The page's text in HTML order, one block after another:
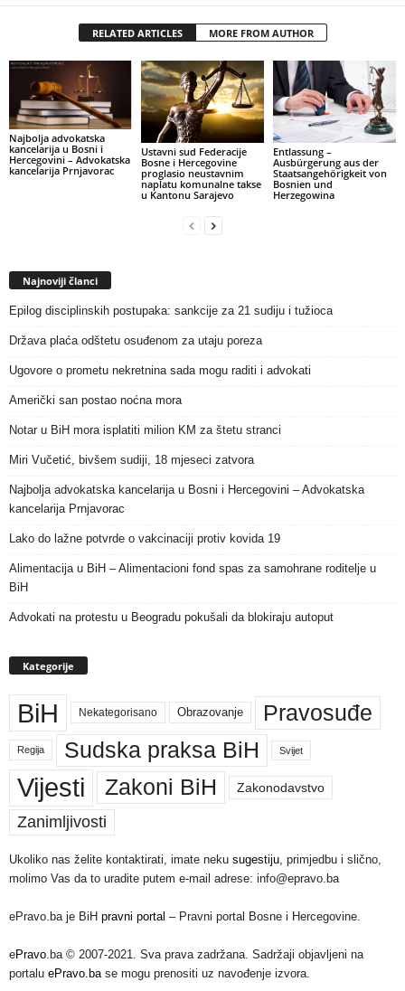
RELATED ARTICLES MORE FROM AUTHOR
Najbolja advokatska
kancelarija u Bosni i
Hercegovini – Advokatska
kancelarija Prnjavorac
Ustavni sud Federacije
Bosne i Hercegovine
proglasio neustavnim
naplatu komunalne takse
u Kantonu Sarajevo
Entlassung –
Ausbürgerung aus der
Staatsangehörigkeit von
Bosnien und
Herzegowina
Najnoviji članci
Epilog disciplinskih postupaka: sankcije za 21 sudiju i tužioca
Država plaća odštetu osuđenom za utaju poreza
Ugovore o prometu nekretnina sada mogu raditi i advokati
Američki san postao noćna mora
Notar u BiH mora isplatiti milion KM za štetu stranci
Miri Vučetić, bivšem sudiji, 18 mjeseci zatvora
Najbolja advokatska kancelarija u Bosni i Hercegovini – Advokatska
kancelarija Prnjavorac
Lako do lažne potvrde o vakcinaciji protiv kovida 19
Alimentacija u BiH – Alimentacioni fond spas za samohrane roditelje u
BiH
Advokati na protestu u Beogradu pokušali da blokiraju autoput
Kategorije
BiH Nekategorisano Obrazovanje Pravosuđe
Regija Sudska praksa BiH Svijet
Vijesti Zakoni BiH Zakonodavstvo
Zanimljivosti
Ukoliko nas želite kontaktirati, imate neku sugestiju , primjedbu i slično,
molimo Vas da to uradite putem e-mail adrese: info@epravo.ba
ePravo.ba je BiH pravni portal – Pravni portal Bosne i Hercegovine.
ePravo .ba © 2007-2021. Sva prava zadržana. Sadržaji objavljeni na
portalu ePravo.ba se mogu prenositi uz navođenje izvora.